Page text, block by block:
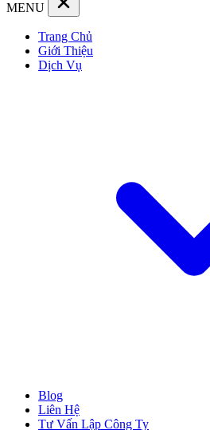
MENU
Trang Chủ
Giới Thiệu
Dịch Vụ
Thành Lập Công Ty
Làm Giấy Phép Kinh Doanh
Blog
Liên Hệ
Tư Vấn Lập Công Ty